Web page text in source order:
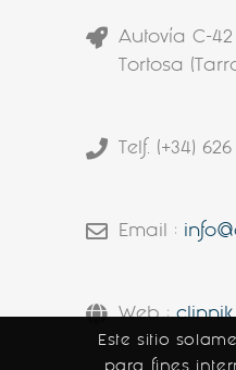
Autovía C-
Tortosa
Telf. (+34)
Email :
Web :
Este sitio
para fines